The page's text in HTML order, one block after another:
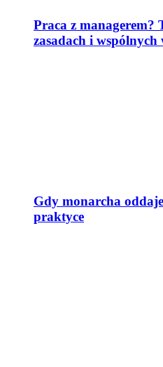
Praca z managerem?
zasadach i wspólnych
Gdy monarcha
praktyce